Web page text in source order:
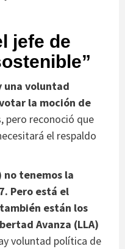
jefe de
una voluntad
la moción de
pero reconoció que
el respaldo
tenemos la
Pero está el
están los
Avanza (LLA)
voluntad política de